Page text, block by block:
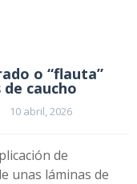
o “flauta”
caucho
10 abril, 2026
de
unas láminas de